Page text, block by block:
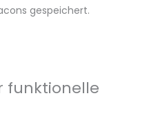
gespeichert.
funktionelle